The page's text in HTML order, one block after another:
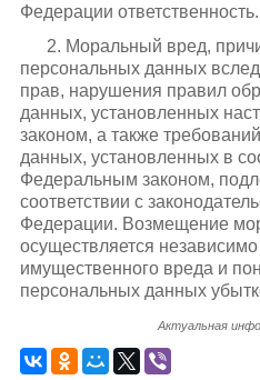
Федерации ответственность.
2. Моральный вред,
персональных данных
прав, нарушения правил
данных, установленных
законом, а также
данных, установленных в
Федеральным законом,
соответствии с
Федерации. Возмещение
осуществляется
имущественного вреда и
персональных данных
Актуальная